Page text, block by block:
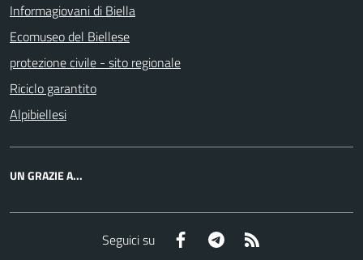
Informagiovani di Biella
Ecomuseo del Biellese
protezione civile - sito regionale
Riciclo garantito
Alpibiellesi
UN GRAZIE A...
Seguici su Facebook Telegram